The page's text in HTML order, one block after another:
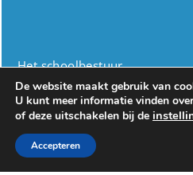
Het schoolbestuur
Gemeente Sint-Gillis-Waas
dienst Onderwijs
Burgemeester Omer De
9170 Sint-Gillis-Waas
03 727 17 00
onderwijs@sint-gillis-waas.be
De website maakt gebruik van
U kunt meer informatie vinden
of deze uitschakelen bij de
Accepteren